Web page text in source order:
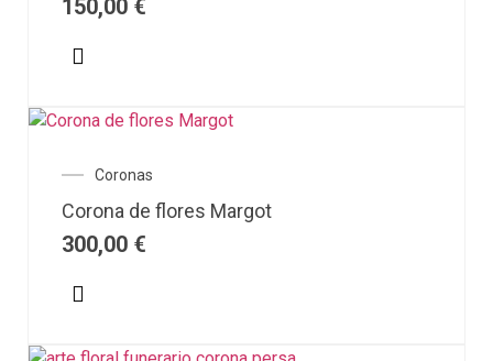
150,00 €
Coronas
Corona de flores Margot
300,00 €